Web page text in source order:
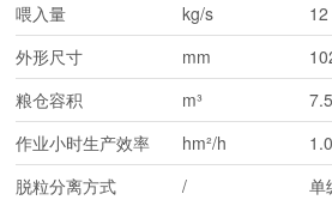
喂入量
kg/s
12
外形尺寸
mm
粮仓容积
m³
7.5
作业小时生产效率
hm²/h
脱粒分离方式
/
单